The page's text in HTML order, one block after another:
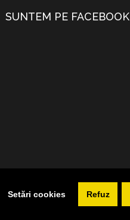
Setări cookies Refuz
SUNTEM PE FACEBOOK